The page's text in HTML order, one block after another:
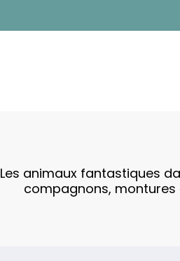
Les animaux fantastiques
compagnons,